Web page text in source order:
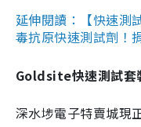
延伸閱讀：【快速測
毒抗原快速測試劑！
Goldsite快速測試套
深水埗電子特賣城現